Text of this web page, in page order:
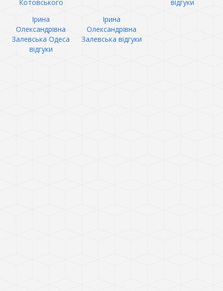
Котовського
відгуки
Ірина
Олександрівна
Залевська Одеса
відгуки
Ірина
Олександрівна
Залевська відгуки